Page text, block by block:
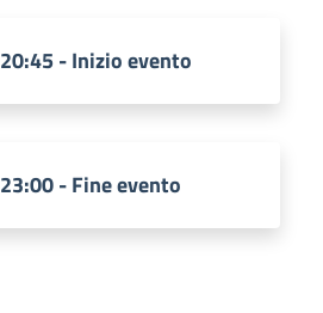
20:45 - Inizio evento
23:00 - Fine evento